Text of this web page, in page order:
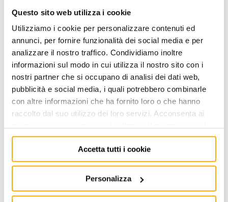
Questo sito web utilizza i cookie
Utilizziamo i cookie per personalizzare contenuti ed
annunci, per fornire funzionalità dei social media e per
analizzare il nostro traffico. Condividiamo inoltre
informazioni sul modo in cui utilizza il nostro sito con i
nostri partner che si occupano di analisi dei dati web,
pubblicità e social media, i quali potrebbero combinarle
con altre informazioni che ha fornito loro o che hanno
raccolto dal suo utilizzo dei loro servizi. Acconsenta ai
Accetta tutti i cookie
Personalizza
AGGIUNGI AL CARRELLO
Aggiungi alla lista dei
Condividi
Informazioni utili
POTREBBERO PIACERTI ANCHE
34 - SCALPELLO PIATTO L=150 mm